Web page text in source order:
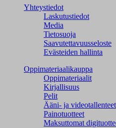
Yhteystiedot
Laskutustiedot
Media
Tietosuoja
Saavutettavuusseloste
Evästeiden hallinta
Oppimateriaalikauppa
Oppimateriaalit
Kirjallisuus
Pelit
Ääni- ja videotallenteet
Painotuotteet
Maksuttomat